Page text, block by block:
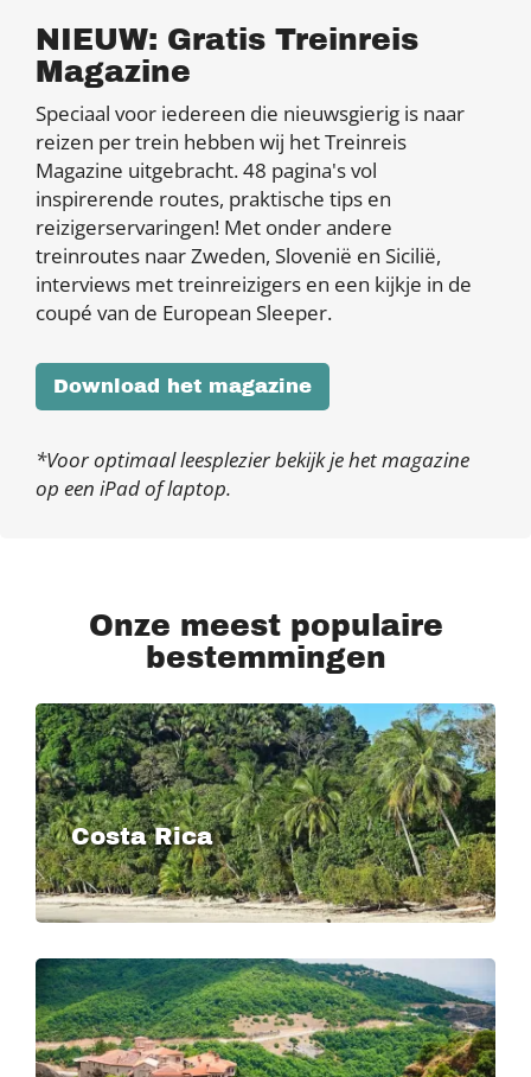
NIEUW: Gratis Treinreis
Magazine
Speciaal voor iedereen die nieuwsgierig is naar
reizen per trein hebben wij het Treinreis
Magazine uitgebracht. 48 pagina's vol
inspirerende routes, praktische tips en
reizigerservaringen! Met onder andere
treinroutes naar Zweden, Slovenië en Sicilië,
interviews met treinreizigers en een kijkje in de
coupé van de European Sleeper.
Download het magazine
*Voor optimaal leesplezier bekijk je het magazine
op een iPad of laptop.
Onze meest populaire
bestemmingen
Image
Costa Rica
Image